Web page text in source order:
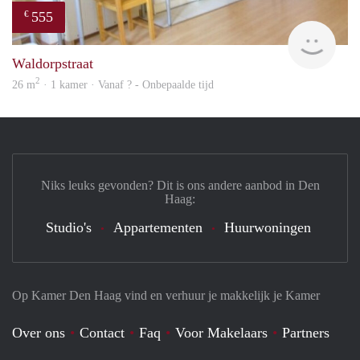
€ 555
Waldorpstraat
26 m2 · 1 kamer · Vanaf ? - Onbepaalde tijd
Op Kamer Den Haag vind en verhuur je makkelijk je Kamer
Over ons Contact Faq Voor Makelaars
Partners
Niks leuks gevonden? Dit is ons andere aanbod in Den
Haag:
Studio's Appartementen Huurwoningen